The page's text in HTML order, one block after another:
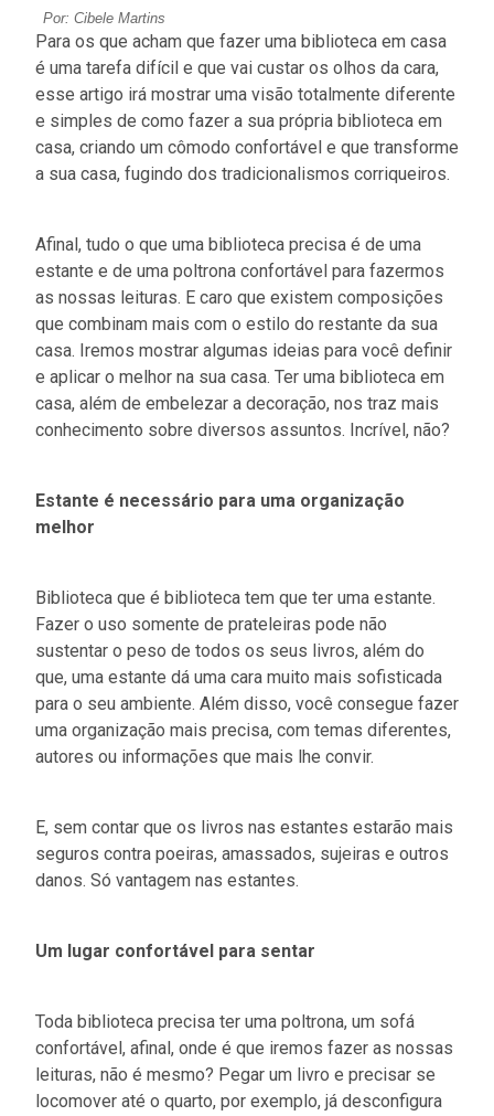
Por: Cibele Martins
Para os que acham que fazer uma biblioteca em casa
é uma tarefa difícil e que vai custar os olhos da cara,
esse artigo irá mostrar uma visão totalmente diferente
e simples de como fazer a sua própria biblioteca em
casa, criando um cômodo confortável e que transforme
a sua casa, fugindo dos tradicionalismos corriqueiros.
Afinal, tudo o que uma biblioteca precisa é de uma
estante e de uma poltrona confortável para fazermos
as nossas leituras. E caro que existem composições
que combinam mais com o estilo do restante da sua
casa. Iremos mostrar algumas ideias para você definir
e aplicar o melhor na sua casa. Ter uma biblioteca em
casa, além de embelezar a decoração, nos traz mais
conhecimento sobre diversos assuntos. Incrível, não?
Estante é necessário para uma organização
melhor
Biblioteca que é biblioteca tem que ter uma estante.
Fazer o uso somente de prateleiras pode não
sustentar o peso de todos os seus livros, além do
que, uma estante dá uma cara muito mais sofisticada
para o seu ambiente. Além disso, você consegue fazer
uma organização mais precisa, com temas diferentes,
autores ou informações que mais lhe convir.
E, sem contar que os livros nas estantes estarão mais
seguros contra poeiras, amassados, sujeiras e outros
danos. Só vantagem nas estantes.
Um lugar confortável para sentar
Toda biblioteca precisa ter uma poltrona, um sofá
confortável, afinal, onde é que iremos fazer as nossas
leituras, não é mesmo? Pegar um livro e precisar se
locomover até o quarto, por exemplo, já desconfigura